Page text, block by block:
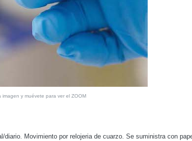
imagen y muévete para ver el ZOOM
diario. Movimiento por relojeria de cuarzo. Se suministra con